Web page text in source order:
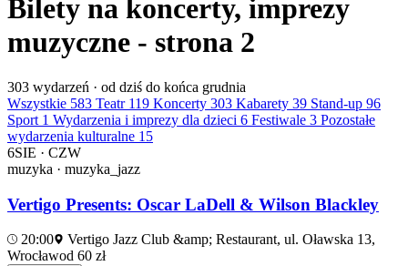
Bilety na koncerty, imprezy
muzyczne - strona 2
303 wydarzeń · od dziś do końca grudnia
Wszystkie 583 Teatr 119 Koncerty 303 Kabarety 39 Stand-up 96
Sport 1 Wydarzenia i imprezy dla dzieci 6 Festiwale 3 Pozostałe
wydarzenia kulturalne 15
6SIE · CZW
muzyka · muzyka_jazz
Vertigo Presents: Oscar LaDell & Wilson Blackley
20:00
Vertigo Jazz Club &amp; Restaurant, ul. Oławska 13,
Wrocławod 60 zł